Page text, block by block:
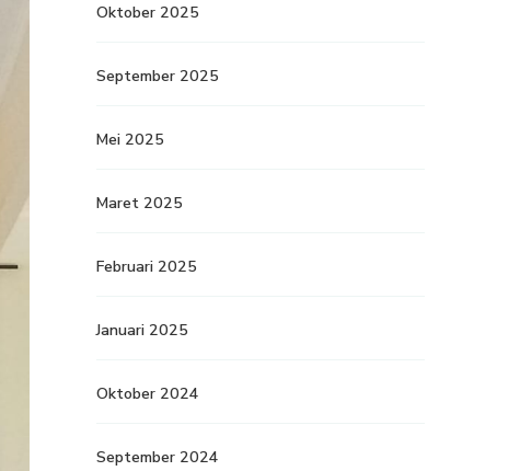
Oktober 2025
September 2025
Mei 2025
Maret 2025
Februari 2025
Januari 2025
Oktober 2024
September 2024